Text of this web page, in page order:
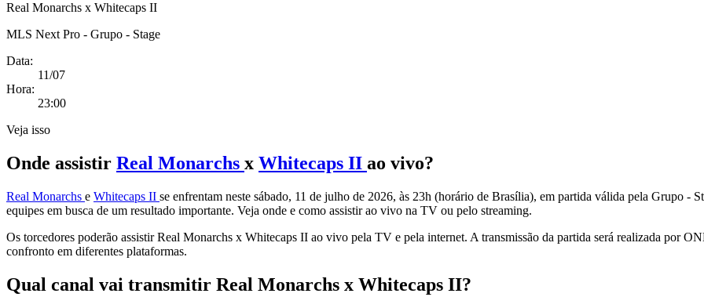
Real Monarchs x Whitecaps II
MLS Next Pro - Grupo - Stage
Data:
11/07
Hora:
23:00
Veja isso
Onde assistir Real Monarchs x Whitecaps II ao vivo?
Real Monarchs e Whitecaps II se enfrentam neste sábado, 11 de julho de 2026, às 23h (horário de Brasília), em partida válida pela Grupo
equipes em busca de um resultado importante. Veja onde e como assistir ao vivo na TV ou pelo streaming.
Os torcedores poderão assistir Real Monarchs x Whitecaps II ao vivo pela TV e pela internet. A transmissão da partida será realizada por
confronto em diferentes plataformas.
Qual canal vai transmitir Real Monarchs x Whitecaps II?